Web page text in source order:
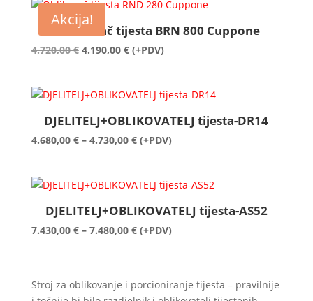
72,00 €
do
2.580,00 €
Akcija!
Oblikovač tijesta BRN 800 Cuppone
4.720,00€ Izvorna
je:
4.720,00 €.
4.190,00 €Trenutna
4.190,00 €.
(+PDV)
DJELITELJ+OBLIKOVATELJ tijesta-DR14
4.680,00 € – 4.730,00 €Raspon
4.680,00 €
do
(+PDV)
DJELITELJ+OBLIKOVATELJ tijesta-AS52
7.430,00 € – 7.480,00 €Raspon
7.430,00 €
do
(+PDV)
Stroj za oblikovanje i porcioniranje tijesta – pravilnije